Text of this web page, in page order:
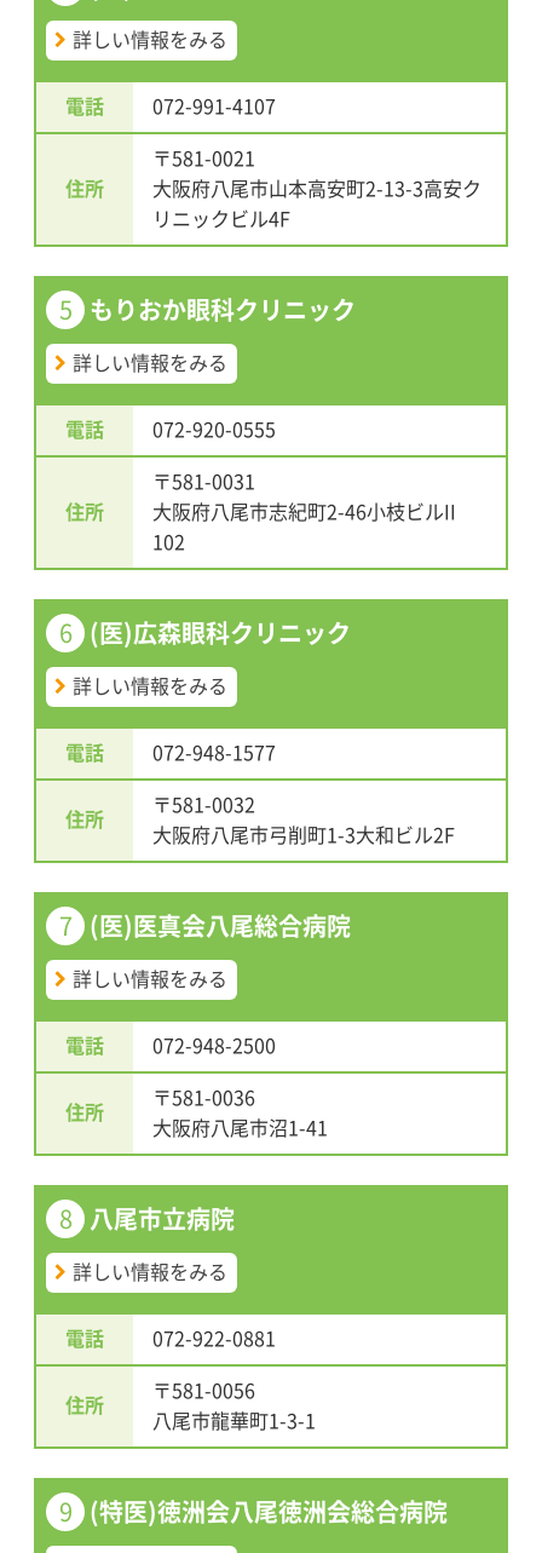
詳しい情報をみる
電話 072-991-4107
住所
〒581-0021
大阪府八尾市山本高安町2-13-3高安ク
リニックビル4F
5 もりおか眼科クリニック
詳しい情報をみる
電話 072-920-0555
住所
〒581-0031
大阪府八尾市志紀町2-46小枝ビルII
102
6 (医)広森眼科クリニック
詳しい情報をみる
電話 072-948-1577
住所
〒581-0032
大阪府八尾市弓削町1-3大和ビル2F
7 (医)医真会八尾総合病院
詳しい情報をみる
電話 072-948-2500
住所
〒581-0036
大阪府八尾市沼1-41
8 八尾市立病院
詳しい情報をみる
電話 072-922-0881
住所
〒581-0056
八尾市龍華町1-3-1
9 (特医)徳洲会八尾徳洲会総合病院